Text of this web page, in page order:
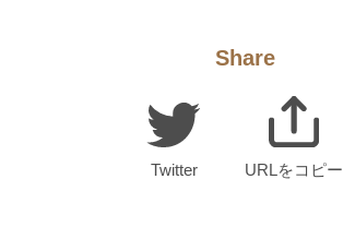
Share
Twitter URLをコピー